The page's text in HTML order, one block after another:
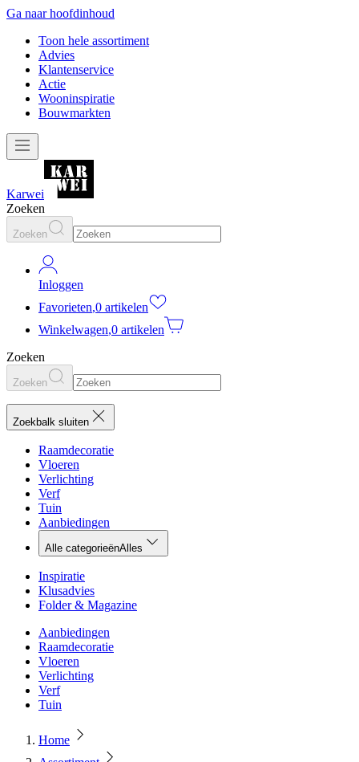
Ga naar hoofdinhoud
Toon hele assortiment
Advies
Klantenservice
Actie
Wooninspiratie
Bouwmarkten
Karwei
Zoeken
Zoeken
Inloggen
Favorieten,0 artikelen
Winkelwagen,0 artikelen
Zoeken
Zoeken
Zoekbalk sluiten
Raamdecoratie
Vloeren
Verlichting
Verf
Tuin
Aanbiedingen
Alle categorieënAlles
Inspiratie
Klusadvies
Folder & Magazine
Aanbiedingen
Raamdecoratie
Vloeren
Verlichting
Verf
Tuin
Home